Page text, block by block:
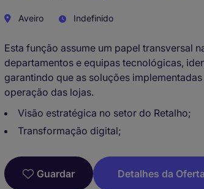
Aveiro Indefinido
Esta função assume um papel transversal
departamentos e equipas tecnológicas,
garantindo que as soluções
operação das lojas.
Visão estratégica no setor do Retalho;
Transformação digital;
Guardar Detalhes da Oferta